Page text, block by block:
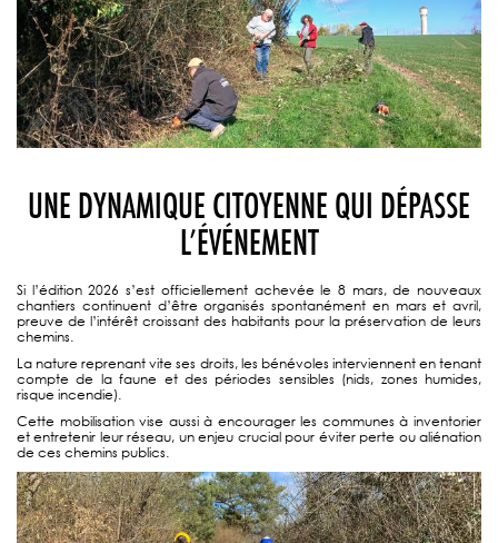
UNE DYNAMIQUE CITOYENNE QUI DÉPASSE
L’ÉVÉNEMENT
Si l’édition 2026 s’est officiellement achevée le 8 mars, de nouveaux
chantiers continuent d’être organisés spontanément en mars et avril,
preuve de l’intérêt croissant des habitants pour la préservation de leurs
chemins.
La nature reprenant vite ses droits, les bénévoles interviennent en tenant
compte de la faune et des périodes sensibles (nids, zones humides,
risque incendie).
Cette mobilisation vise aussi à encourager les communes à inventorier
et entretenir leur réseau, un enjeu crucial pour éviter perte ou aliénation
de ces chemins publics.